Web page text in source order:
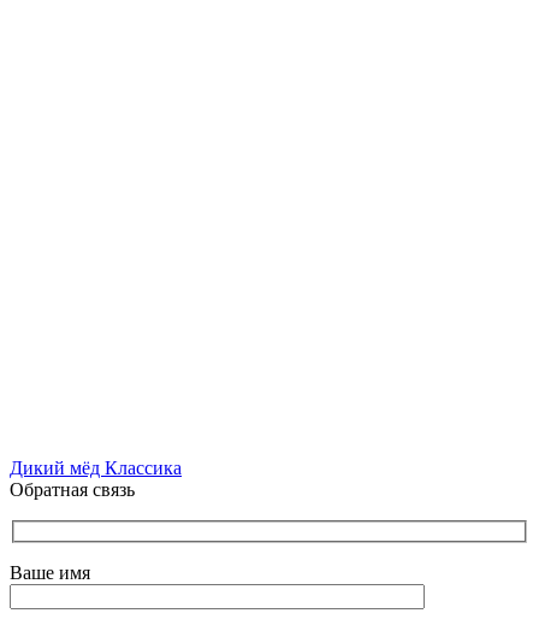
Дикий мёд Классика
Обратная связь
Ваше имя